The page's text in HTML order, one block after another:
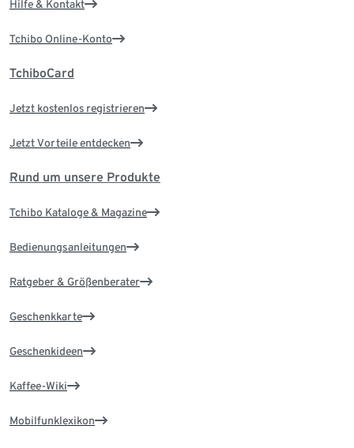
Hilfe & Kontakt
Tchibo Online-Konto
TchiboCard
Jetzt kostenlos registrieren
Jetzt Vorteile entdecken
Rund um unsere Produkte
Tchibo Kataloge & Magazine
Bedienungsanleitungen
Ratgeber & Größenberater
Geschenkkarte
Geschenkideen
Kaffee-Wiki
Mobilfunklexikon